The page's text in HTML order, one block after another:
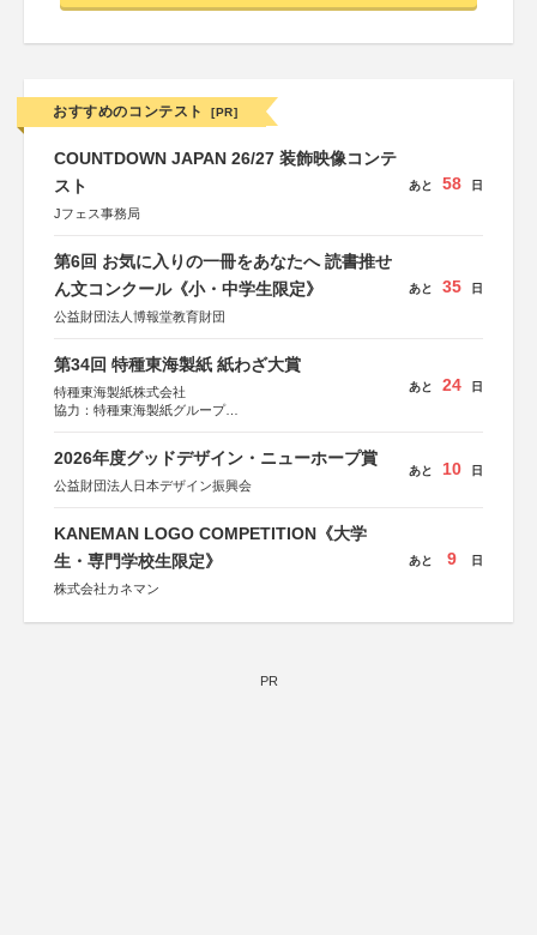
おすすめのコンテスト [PR]
COUNTDOWN JAPAN 26/27 装飾映像コンテ
スト
Jフェス事務局
あと 58 日
第6回 お気に入りの一冊をあなたへ 読書推せ
ん文コンクール《小・中学生限定》
公益財団法人博報堂教育財団
あと 35 日
第34回 特種東海製紙 紙わざ大賞
特種東海製紙株式会社
協力：特種東海製紙グループ
あと 24 日
2026年度グッドデザイン・ニューホープ賞
公益財団法人日本デザイン振興会
あと 10 日
KANEMAN LOGO COMPETITION《大学
生・専門学校生限定》
株式会社カネマン
あと 9 日
PR